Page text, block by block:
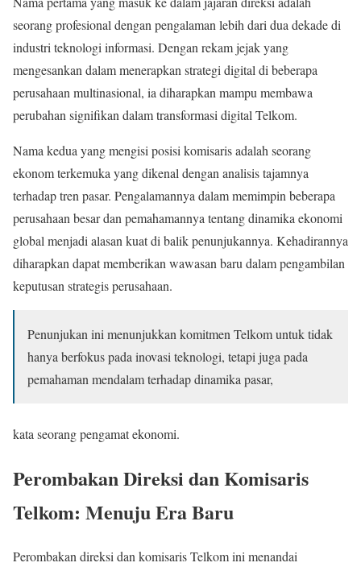
seorang profesional dengan pengalaman lebih dari dua dekade di
industri teknologi informasi. Dengan rekam jejak yang
mengesankan dalam menerapkan strategi digital di beberapa
perusahaan multinasional, ia diharapkan mampu membawa
perubahan signifikan dalam transformasi digital Telkom.
Nama kedua yang mengisi posisi komisaris adalah seorang
ekonom terkemuka yang dikenal dengan analisis tajamnya
terhadap tren pasar. Pengalamannya dalam memimpin beberapa
perusahaan besar dan pemahamannya tentang dinamika ekonomi
global menjadi alasan kuat di balik penunjukannya. Kehadirannya
diharapkan dapat memberikan wawasan baru dalam pengambilan
keputusan strategis perusahaan.
Penunjukan ini menunjukkan komitmen Telkom untuk tidak
hanya berfokus pada inovasi teknologi, tetapi juga pada
pemahaman mendalam terhadap dinamika pasar,
kata seorang pengamat ekonomi.
Perombakan Direksi dan Komisaris
Telkom: Menuju Era Baru
Perombakan direksi dan komisaris Telkom ini menandai